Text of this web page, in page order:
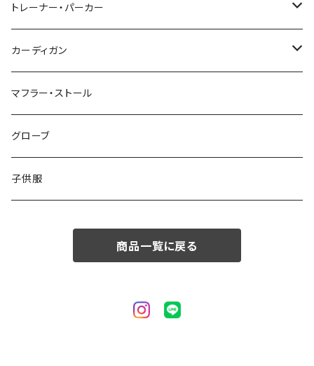
48/L
50/XL～
46/M
48/L
50/XL～
～44/S
46/M
48/L
50/XL～
トレーナー・パーカー
～44/S
46/M
48/L
50/XL～
カーディガン
～44/S
46/M
48/L
マフラー・ストール
グローブ
子供服
商品一覧に戻る